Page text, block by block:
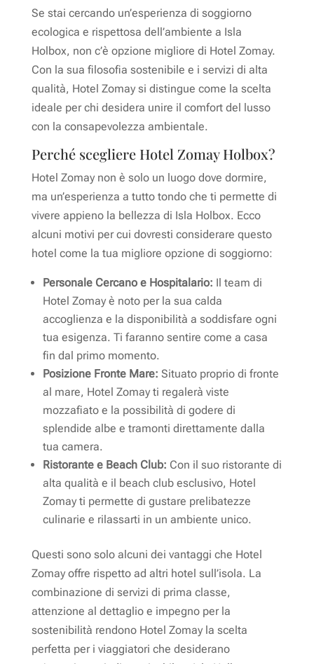
Se stai cercando un’esperienza di soggiorno
ecologica e rispettosa dell’ambiente a Isla
Holbox, non c’è opzione migliore di Hotel Zomay.
Con la sua filosofia sostenibile e i servizi di alta
qualità, Hotel Zomay si distingue come la scelta
ideale per chi desidera unire il comfort del lusso
con la consapevolezza ambientale.
Perché scegliere Hotel Zomay Holbox?
Hotel Zomay non è solo un luogo dove dormire,
ma un’esperienza a tutto tondo che ti permette di
vivere appieno la bellezza di Isla Holbox. Ecco
alcuni motivi per cui dovresti considerare questo
hotel come la tua migliore opzione di soggiorno:
Personale Cercano e Hospitalario: Il team di
Hotel Zomay è noto per la sua calda
accoglienza e la disponibilità a soddisfare ogni
tua esigenza. Ti faranno sentire come a casa
fin dal primo momento.
Posizione Fronte Mare: Situato proprio di fronte
al mare, Hotel Zomay ti regalerà viste
mozzafiato e la possibilità di godere di
splendide albe e tramonti direttamente dalla
tua camera.
Ristorante e Beach Club: Con il suo ristorante di
alta qualità e il beach club esclusivo, Hotel
Zomay ti permette di gustare prelibatezze
culinarie e rilassarti in un ambiente unico.
Questi sono solo alcuni dei vantaggi che Hotel
Zomay offre rispetto ad altri hotel sull’isola. La
combinazione di servizi di prima classe,
attenzione al dettaglio e impegno per la
sostenibilità rendono Hotel Zomay la scelta
perfetta per i viaggiatori che desiderano